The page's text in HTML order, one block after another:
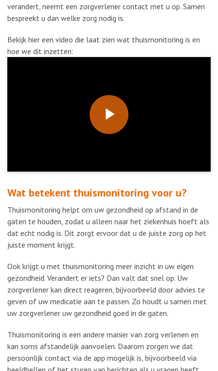
verandert, neemt een zorgverlener contact met u op. Samen
bespreekt u dan welke zorg nodig is.
Bekijk hier een video die laat zien wat thuismonitoring is en
hoe we dit inzetten:
Play
Video
Wat betekent thuismonitoring voor u?
Thuismonitoring helpt om uw gezondheid op afstand in de
gaten te houden, zodat u alleen naar het ziekenhuis hoeft als
dat echt nodig is. Dit zorgt ervoor dat u de juiste zorg op het
juiste moment krijgt.
Ook krijgt u met thuismonitoring meer inzicht in uw eigen
gezondheid. Verandert er iets? Dan valt dat snel op. Uw
zorgverlener kan direct reageren, bijvoorbeeld door advies te
geven of uw medicatie aan te passen. Zo houdt u samen met
uw zorgverlener uw gezondheid goed in de gaten.
Thuismonitoring is een andere manier van zorg verlenen en
kan soms afstandelijk aanvoelen. Daarom zorgen we dat
persoonlijk contact via de app mogelijk is, bijvoorbeeld via